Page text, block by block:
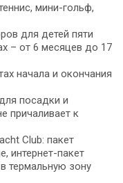
мини-гольф,
для детей пяти
– от 6 месяцев до 17
начала и окончания
посадки и
причаливает к
Club: пакет
интернет-пакет
термальную зону